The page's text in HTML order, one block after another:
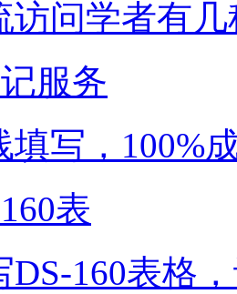
访问学者有
服务
填写，100%
表
DS-160表格